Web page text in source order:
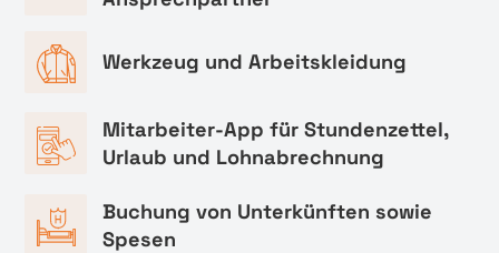
Werkzeug und Arbeitskleidung
Mitarbeiter-App für Stundenzettel,
Urlaub und Lohnabrechnung
Buchung von Unterkünften sowie
Spesen